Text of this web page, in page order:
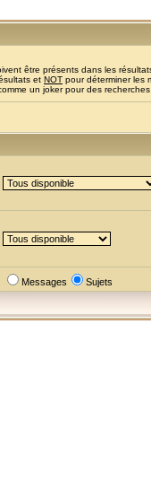
être présents dans les
et NOT pour déterminer les
un joker pour des
Messages Sujets